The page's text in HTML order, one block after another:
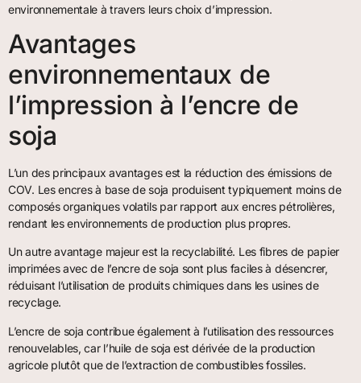
environnementale à travers leurs choix d’impression.
Avantages
environnementaux de
l’impression à l’encre de
soja
L’un des principaux avantages est la réduction des émissions de
COV. Les encres à base de soja produisent typiquement moins de
composés organiques volatils par rapport aux encres pétrolières,
rendant les environnements de production plus propres.
Un autre avantage majeur est la recyclabilité. Les fibres de papier
imprimées avec de l’encre de soja sont plus faciles à désencrer,
réduisant l’utilisation de produits chimiques dans les usines de
recyclage.
L’encre de soja contribue également à l’utilisation des ressources
renouvelables, car l’huile de soja est dérivée de la production
agricole plutôt que de l’extraction de combustibles fossiles.